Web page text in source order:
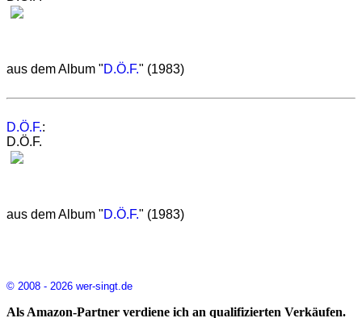
aus dem Album "D.Ö.F." (1983)
D.Ö.F.:
D.Ö.F.
aus dem Album "D.Ö.F." (1983)
© 2008 - 2026 wer-singt.de
Als Amazon-Partner verdiene ich an qualifizierten Verkäufen.